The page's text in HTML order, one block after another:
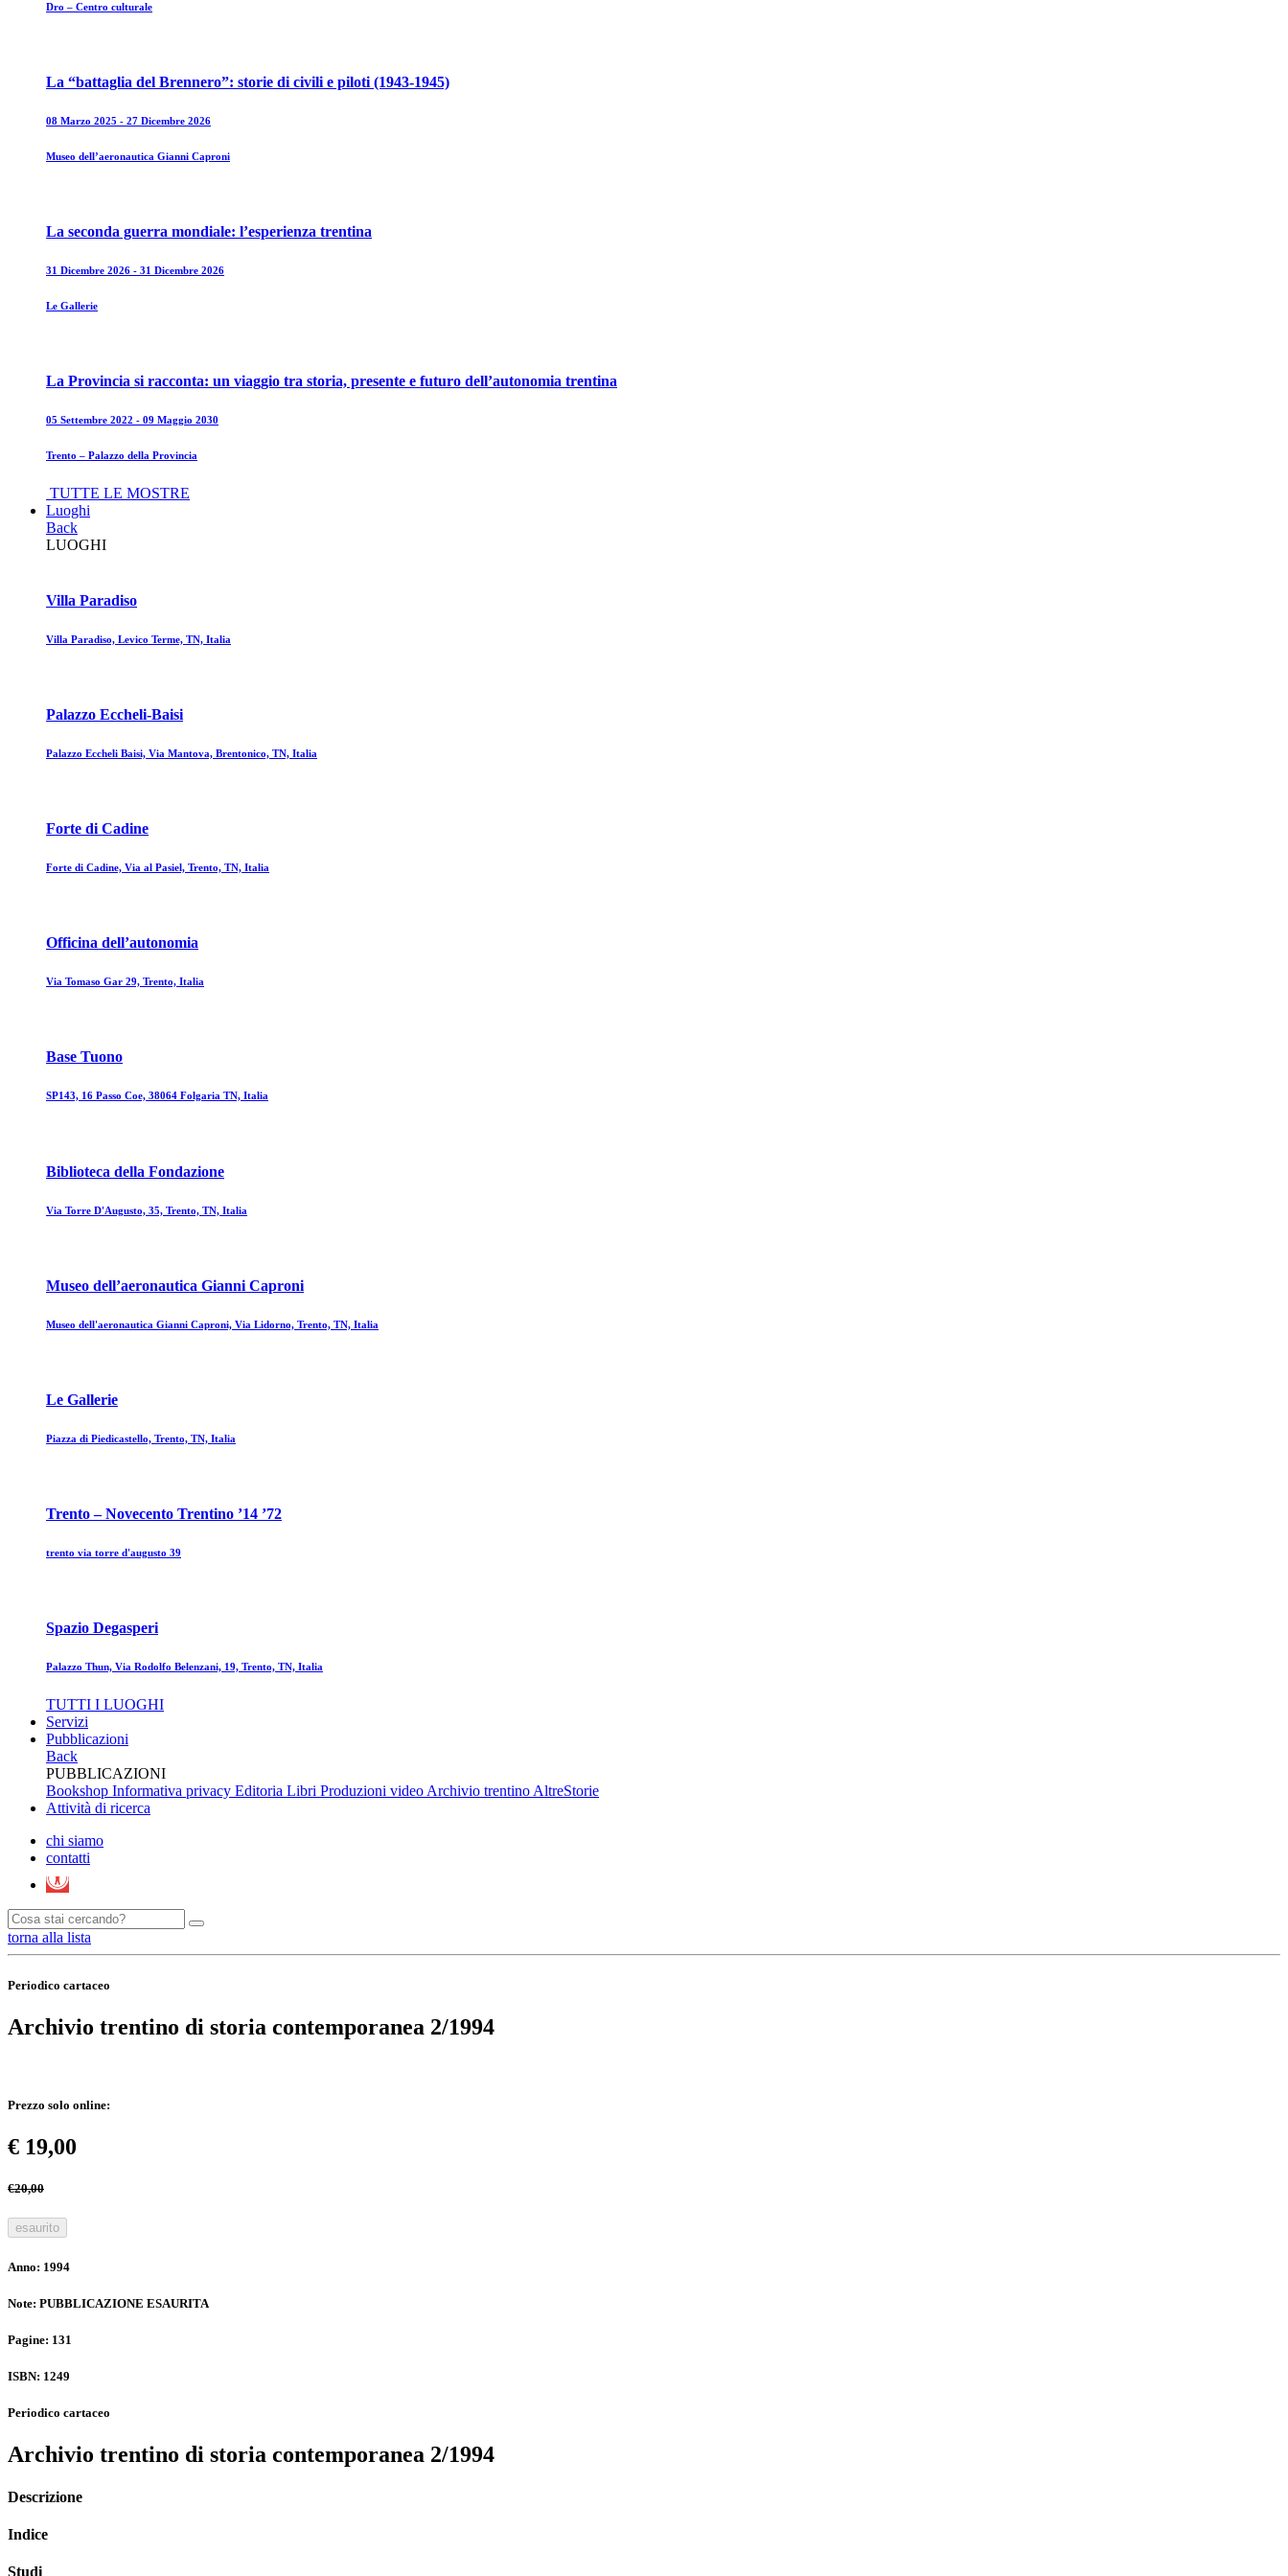
Dro – Centro culturale
La “battaglia del Brennero”: storie di civili e piloti (1943-1945)
08 Marzo 2025 - 27 Dicembre 2026
Museo dell’aeronautica Gianni Caproni
La seconda guerra mondiale: l’esperienza trentina
31 Dicembre 2026 - 31 Dicembre 2026
Le Gallerie
La Provincia si racconta: un viaggio tra storia, presente e futuro dell’autonomia trentina
05 Settembre 2022 - 09 Maggio 2030
Trento – Palazzo della Provincia
TUTTE LE MOSTRE
Luoghi
Back
LUOGHI
Villa Paradiso
Villa Paradiso, Levico Terme, TN, Italia
Palazzo Eccheli-Baisi
Palazzo Eccheli Baisi, Via Mantova, Brentonico, TN, Italia
Forte di Cadine
Forte di Cadine, Via al Pasiel, Trento, TN, Italia
Officina dell’autonomia
Via Tomaso Gar 29, Trento, Italia
Base Tuono
SP143, 16 Passo Coe, 38064 Folgaria TN, Italia
Biblioteca della Fondazione
Via Torre D'Augusto, 35, Trento, TN, Italia
Museo dell’aeronautica Gianni Caproni
Museo dell'aeronautica Gianni Caproni, Via Lidorno, Trento, TN, Italia
Le Gallerie
Piazza di Piedicastello, Trento, TN, Italia
Trento – Novecento Trentino ’14 ’72
trento via torre d'augusto 39
Spazio Degasperi
Palazzo Thun, Via Rodolfo Belenzani, 19, Trento, TN, Italia
TUTTI I LUOGHI
Servizi
Pubblicazioni
Back
PUBBLICAZIONI
Bookshop Informativa privacy Editoria Libri Produzioni videoArchivio trentinoAltreStorie
Attività di ricerca
chi siamo
contatti
torna alla lista
Periodico cartaceo
Archivio trentino di storia contemporanea 2/1994
Prezzo solo online:
€ 19,00
€20,00
esaurito
Anno: 1994
Note: PUBBLICAZIONE ESAURITA
Pagine: 131
ISBN: 1249
Periodico cartaceo
Archivio trentino di storia contemporanea 2/1994
Descrizione
Indice
Studi